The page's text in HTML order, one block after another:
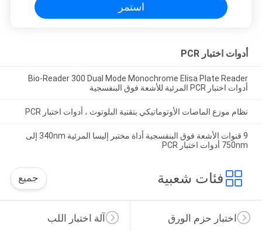
استمر
أدوات اختبار PCR
Bio-Reader 300 Dual Mode Monochrome Elisa Plate Reader
أدوات اختبار PCR المرئية للأشعة فوق البنفسجية
نظام موزع الماصات الأوتوماتيكي بتقنية البلوتوث ، أدوات اختبار PCR
9 قنوات الأشعة فوق البنفسجية أداة مختبر إليسا المرئية 340nm إلى
750nm أدوات اختبار PCR
فئات شعبية جميع
آلة اختبار اللب اختبار حزم الورق